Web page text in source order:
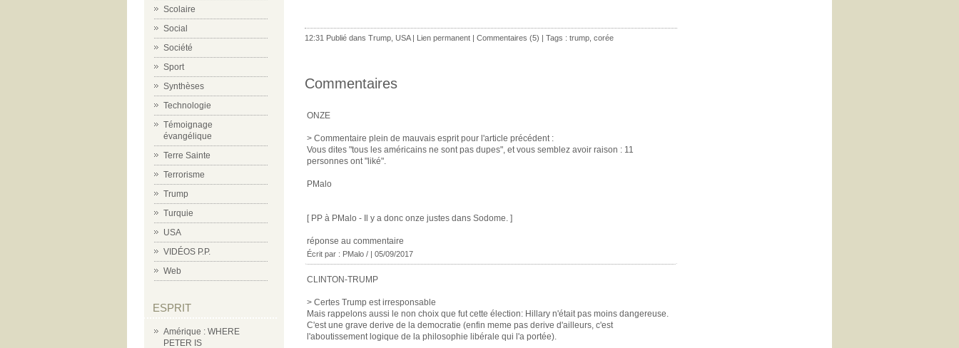
Scolaire
Social
Société
Sport
Synthèses
Technologie
Témoignage
évangélique
Terre Sainte
Terrorisme
Trump
Turquie
USA
VIDÉOS P.P.
Web
ESPRIT
Amérique : WHERE
PETER IS
12:31 Publié dans Trump USA| Lien permanent | Commentaires (5) | Tags : trump corée
Commentaires
ONZE
> Commentaire plein de mauvais esprit pour l'article précédent :
Vous dites "tous les américains ne sont pas dupes", et vous semblez avoir raison : 11
personnes ont "liké".
PMalo
[ PP à PMalo - Il y a donc onze justes dans Sodome. ]
réponse au commentaire
Écrit par : PMalo / | 05/09/2017
CLINTON-TRUMP
> Certes Trump est irresponsable
Mais rappelons aussi le non choix que fut cette élection: Hillary n'était pas moins dangereuse.
C'est une grave derive de la democratie (enfin meme pas derive d'ailleurs, c'est
l'aboutissement logique de la philosophie libérale qui l'a portée).